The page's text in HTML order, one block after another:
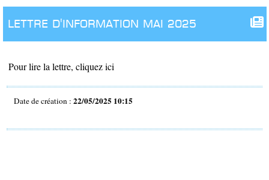
lettre d'information mai 2025
Pour lire la lettre, cliquez ici
Date de création : 22/05/2025 10:15